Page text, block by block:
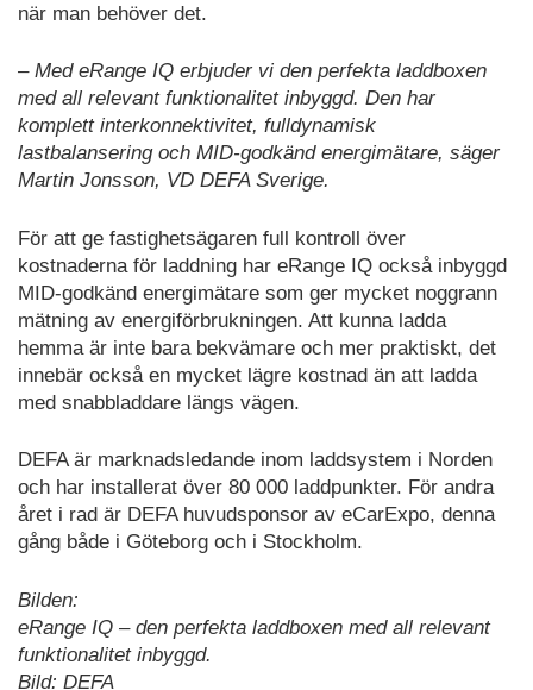
när man behöver det.
– Med eRange IQ erbjuder vi den perfekta laddboxen
med all relevant funktionalitet inbyggd. Den har
komplett interkonnektivitet, fulldynamisk
lastbalansering och MID-godkänd energimätare, säger
Martin Jonsson, VD DEFA Sverige.
För att ge fastighetsägaren full kontroll över
kostnaderna för laddning har eRange IQ också inbyggd
MID-godkänd energimätare som ger mycket noggrann
mätning av energiförbrukningen. Att kunna ladda
hemma är inte bara bekvämare och mer praktiskt, det
innebär också en mycket lägre kostnad än att ladda
med snabbladdare längs vägen.
DEFA är marknadsledande inom laddsystem i Norden
och har installerat över 80 000 laddpunkter. För andra
året i rad är DEFA huvudsponsor av eCarExpo, denna
gång både i Göteborg och i Stockholm.
Bilden:
eRange IQ – den perfekta laddboxen med all relevant
funktionalitet inbyggd.
Bild: DEFA